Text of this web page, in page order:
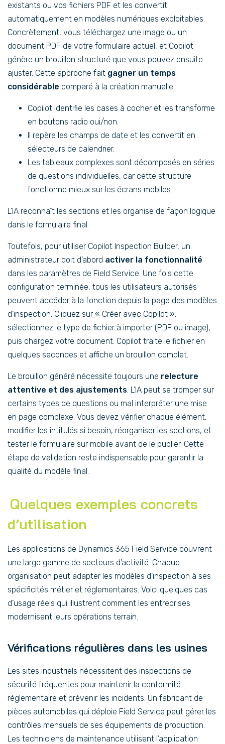
existants ou vos fichiers PDF et les convertit
automatiquement en modèles numériques exploitables.
Concrètement, vous téléchargez une image ou un
document PDF de votre formulaire actuel, et Copilot
génère un brouillon structuré que vous pouvez ensuite
ajuster. Cette approche fait gagner un temps
considérable comparé à la création manuelle.
Copilot identifie les cases à cocher et les transforme
en boutons radio oui/non.
Il repère les champs de date et les convertit en
sélecteurs de calendrier.
Les tableaux complexes sont décomposés en séries
de questions individuelles, car cette structure
fonctionne mieux sur les écrans mobiles.
L’IA reconnaît les sections et les organise de façon logique
dans le formulaire final.
Toutefois, pour utiliser Copilot Inspection Builder, un
administrateur doit d’abord activer la fonctionnalité
dans les paramètres de Field Service. Une fois cette
configuration terminée, tous les utilisateurs autorisés
peuvent accéder à la fonction depuis la page des modèles
d’inspection. Cliquez sur « Créer avec Copilot »,
sélectionnez le type de fichier à importer (PDF ou image),
puis chargez votre document. Copilot traite le fichier en
quelques secondes et affiche un brouillon complet.
Le brouillon généré nécessite toujours une relecture
attentive et des ajustements. L’IA peut se tromper sur
certains types de questions ou mal interpréter une mise
en page complexe. Vous devez vérifier chaque élément,
modifier les intitulés si besoin, réorganiser les sections, et
tester le formulaire sur mobile avant de le publier. Cette
étape de validation reste indispensable pour garantir la
qualité du modèle final.
Quelques exemples concrets
d’utilisation
Les applications de Dynamics 365 Field Service couvrent
une large gamme de secteurs d’activité. Chaque
organisation peut adapter les modèles d’inspection à ses
spécificités métier et réglementaires. Voici quelques cas
d’usage réels qui illustrent comment les entreprises
modernisent leurs opérations terrain.
Vérifications régulières dans les usines
Les sites industriels nécessitent des inspections de
sécurité fréquentes pour maintenir la conformité
réglementaire et prévenir les incidents. Un fabricant de
pièces automobiles qui déploie Field Service peut gérer les
contrôles mensuels de ses équipements de production.
Les techniciens de maintenance utilisent l’application